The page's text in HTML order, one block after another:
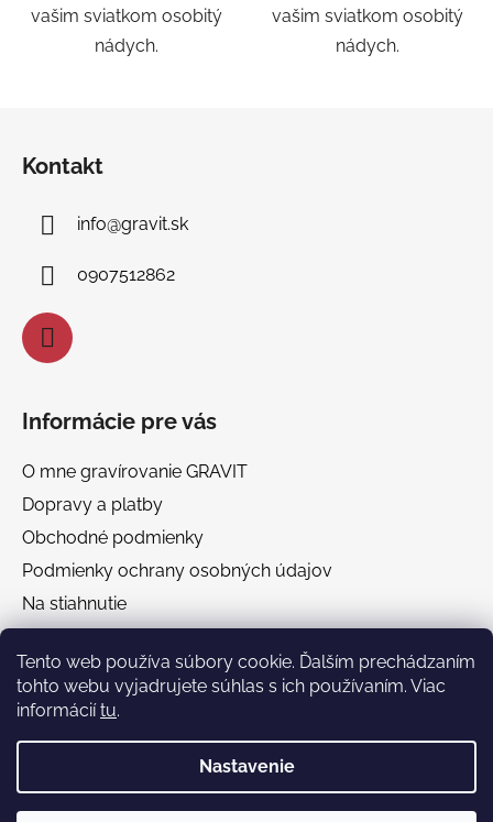
Tento web používa súbory cookie. Ďalším prechádzaním
tohto webu vyjadrujete súhlas s ich používaním. Viac
informáciítu.
Nastavenie
vašim sviatkom osobitý
nádych.
vašim sviatkom osobitý
nádych.
Kontakt
info@gravit.sk
0907512862
Informácie pre vás
O mne gravírovanie GRAVIT
Dopravy a platby
Obchodné podmienky
Podmienky ochrany osobných údajov
Na stiahnutie
Facebook